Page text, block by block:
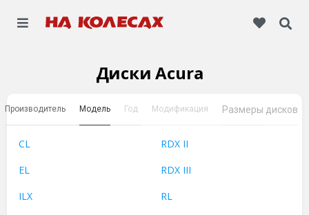
Диски Acura
Производитель Модель Год Модификация Размеры дисков
CL
EL
ILX
RDX II
RDX III
RL